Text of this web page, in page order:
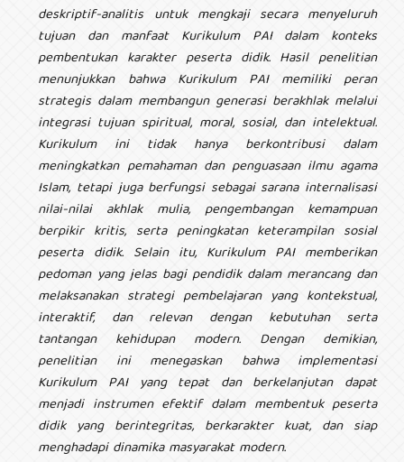
deskriptif-analitis untuk mengkaji secara menyeluruh
tujuan dan manfaat Kurikulum PAI dalam konteks
pembentukan karakter peserta didik. Hasil penelitian
menunjukkan bahwa Kurikulum PAI memiliki peran
strategis dalam membangun generasi berakhlak melalui
integrasi tujuan spiritual, moral, sosial, dan intelektual.
Kurikulum ini tidak hanya berkontribusi dalam
meningkatkan pemahaman dan penguasaan ilmu agama
Islam, tetapi juga berfungsi sebagai sarana internalisasi
nilai-nilai akhlak mulia, pengembangan kemampuan
berpikir kritis, serta peningkatan keterampilan sosial
peserta didik. Selain itu, Kurikulum PAI memberikan
pedoman yang jelas bagi pendidik dalam merancang dan
melaksanakan strategi pembelajaran yang kontekstual,
interaktif, dan relevan dengan kebutuhan serta
tantangan kehidupan modern. Dengan demikian,
penelitian ini menegaskan bahwa implementasi
Kurikulum PAI yang tepat dan berkelanjutan dapat
menjadi instrumen efektif dalam membentuk peserta
didik yang berintegritas, berkarakter kuat, dan siap
menghadapi dinamika masyarakat modern.